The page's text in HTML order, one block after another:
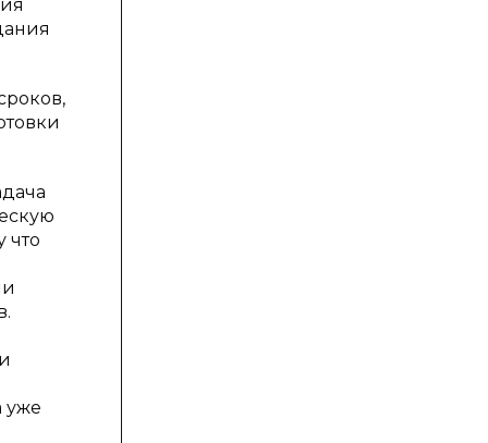
что
уже